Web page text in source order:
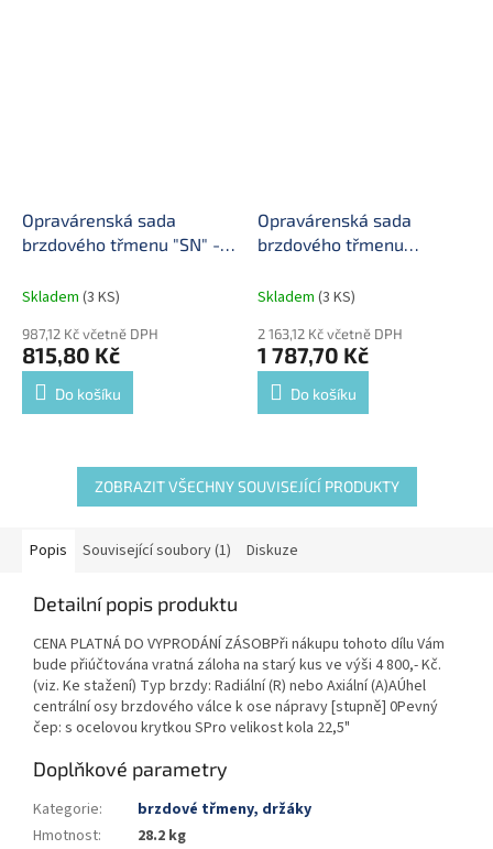
Opravárenská sada
brzdového třmenu "SN" -
Skladem (3 KS)
987,12 Kč včetně DPH
815,80 Kč
Do košíku
Opravárenská sada
brzdového třmenu
Skladem (3 KS)
2 163,12 Kč včetně DPH
1 787,70 Kč
Do košíku
ZOBRAZIT VŠECHNY SOUVISEJÍCÍ PRODUKTY
Popis Související soubory (1) Diskuze
Detailní popis produktu
CENA PLATNÁ DO VYPRODÁNÍ ZÁSOBPři nákupu tohoto dílu Vám
bude přiúčtována vratná záloha na starý kus ve výši 4 800,- Kč.
(viz. Ke stažení) Typ brzdy: Radiální (R) nebo Axiální (A)AÚhel
centrální osy brzdového válce k ose nápravy [stupně] 0Pevný
čep: s ocelovou krytkou SPro velikost kola 22,5"
Doplňkové parametry
Kategorie:
brzdové třmeny, držáky
Hmotnost:
28.2 kg